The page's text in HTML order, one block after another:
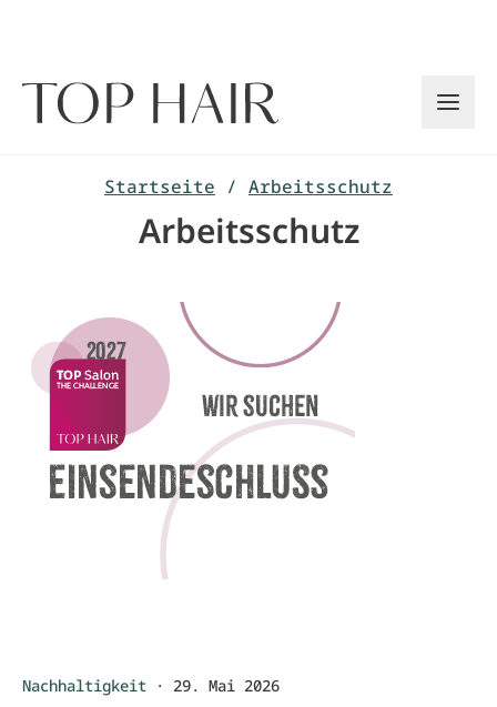
Startseite / Arbeitsschutz
Arbeitsschutz
Nachhaltigkeit · 29. Mai 2026